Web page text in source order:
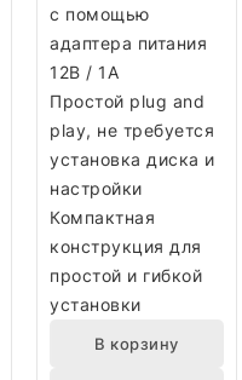
с помощью
адаптера питания
12В / 1А
Простой plug and
play, не требуется
установка диска и
настройки
Компактная
конструкция для
простой и гибкой
установки
В корзину